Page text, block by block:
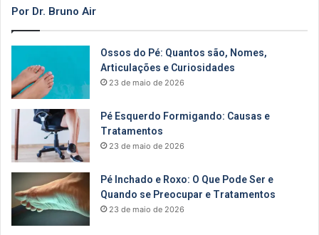
Por Dr. Bruno Air
Ossos do Pé: Quantos são, Nomes,
Articulações e Curiosidades
23 de maio de 2026
Pé Esquerdo Formigando: Causas e
Tratamentos
23 de maio de 2026
Pé Inchado e Roxo: O Que Pode Ser e
Quando se Preocupar e Tratamentos
23 de maio de 2026